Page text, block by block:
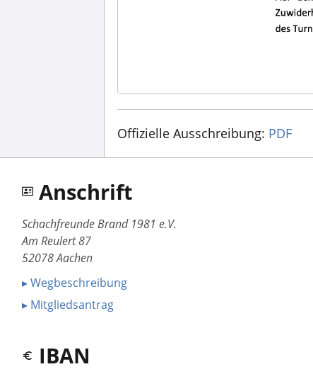
Offizielle Ausschreibung: PDF
Anschrift
Schachfreunde Brand 1981 e.V.
Am Reulert 87
52078 Aachen
▸ Wegbeschreibung
▸ Mitgliedsantrag
IBAN